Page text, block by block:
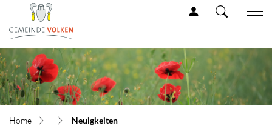
zur Startseite
Direkt zur Hauptnavigation
Direkt zum Inhalt
Direkt zur Suche
Direkt zum Stichwortverzeichnis
Neuigkeiten(ausgewählt)